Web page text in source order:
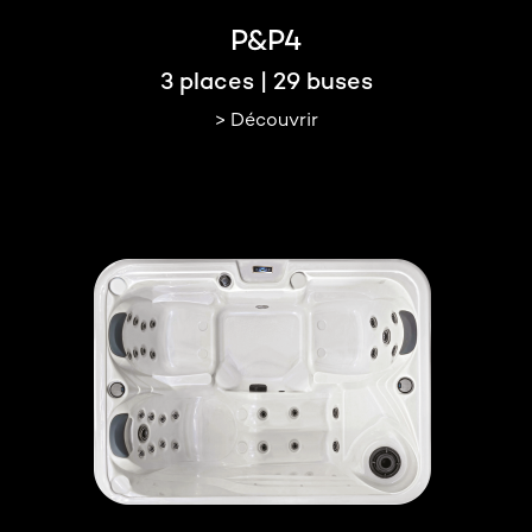
P&P4
3 places | 29 buses
> Découvrir